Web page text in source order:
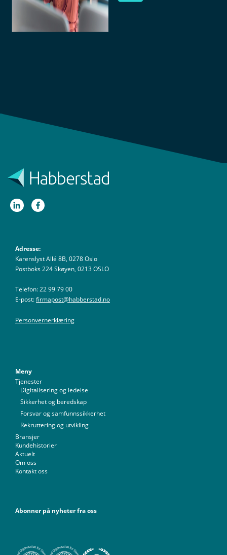
Adresse:
Karenslyst Allé 8B, 0278 Oslo
Postboks 224 Skøyen, 0213 OSLO
Telefon: 22 99 79 00
E-post:firmapost@habberstad.no
Personvernerklæring
Meny
Tjenester
Digitalisering og ledelse
Sikkerhet og beredskap
Forsvar og samfunnssikkerhet
Rekruttering og utvikling
Bransjer
Kundehistorier
Aktuelt
Om oss
Kontakt oss
Abonner på nyheter fra oss